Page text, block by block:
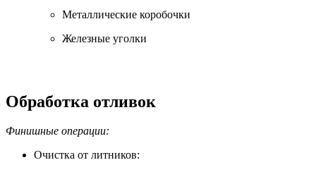
Металлические коробочки
Железные уголки
Обработка отливок
Финишные операции:
Очистка от литников: